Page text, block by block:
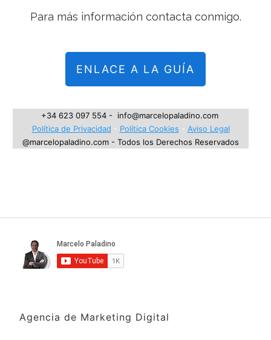
Para más información contacta conmigo.
ENLACE A LA GUÍA
+34 623 097 554 - info@marcelopaladino.com
Política de Privacidad - Política Cookies - Aviso LegaI
@marcelopaladino.com - Todos los Derechos Reservados
Agencia de Marketing Digital